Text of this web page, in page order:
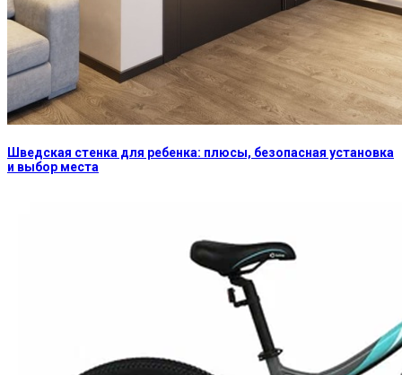
Шведская стенка для ребенка: плюсы, безопасная установка
и выбор места